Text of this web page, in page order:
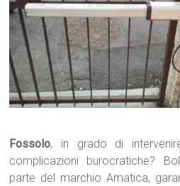
Fossolo, in grado di
complicazioni burocratiche?
parte del marchio Amatica,